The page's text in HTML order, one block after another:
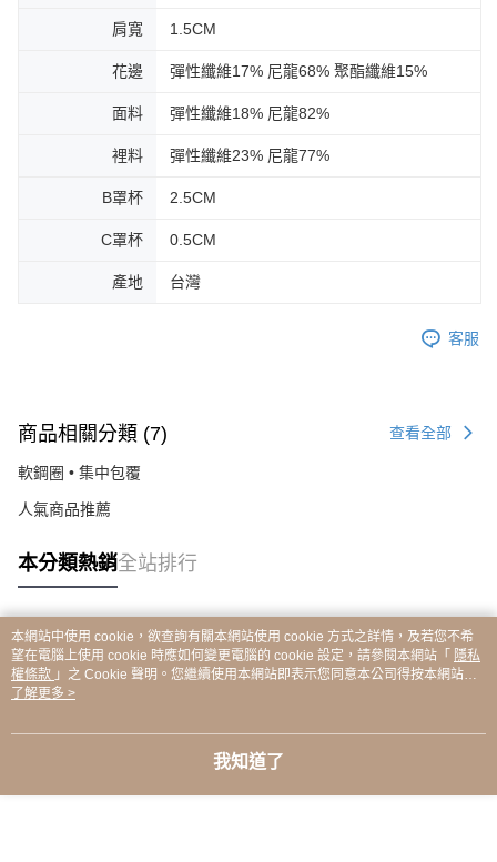
肩寬 1.5CM
花邊 彈性纖維17% 尼龍68% 聚酯纖維15%
面料 彈性纖維18% 尼龍82%
裡料 彈性纖維23% 尼龍77%
B罩杯 2.5CM
C罩杯 0.5CM
產地 台灣
客服
商品相關分類 (7) 查看全部
軟鋼圈 • 集中包覆
人氣商品推薦
本分類熱銷全站排行
熱門標籤
本網站中使用 cookie，欲查詢有關本網站使用 cookie 方式之詳情，及若您不希
望在電腦上使用 cookie 時應如何變更電腦的 cookie 設定，請參閱本網站「 隱私
權條款 」之 Cookie 聲明。您繼續使用本網站即表示您同意本公司得按本網站使
用條款之 Cookie 聲明使用 cookie。
了解更多 >
我知道了